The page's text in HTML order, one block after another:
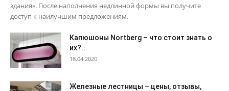
здания». После наполнения недлинной формы вы получите
доступ к наилучшим предложениям.
Капюшоны Nortberg – что стоит знать о
их?..
18.04.2020
Железные лестницы – цены, отзывы,